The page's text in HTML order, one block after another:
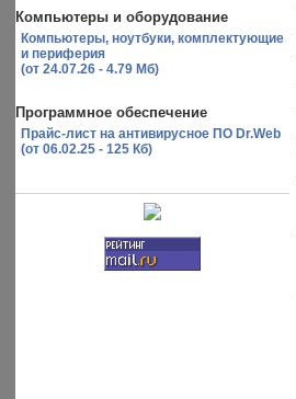
Компьютеры и оборудование
Компьютеры, ноутбуки, комплектующие
и периферия
(от 24.07.26 - 4.79 Мб)
Программное обеспечение
Прайс-лист на антивирусное ПО Dr.Web
(от 06.02.25 - 125 Кб)